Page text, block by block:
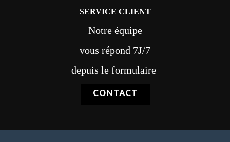
SERVICE CLIENT
Notre équipe
vous répond 7J/7
depuis le formulaire
CONTACT